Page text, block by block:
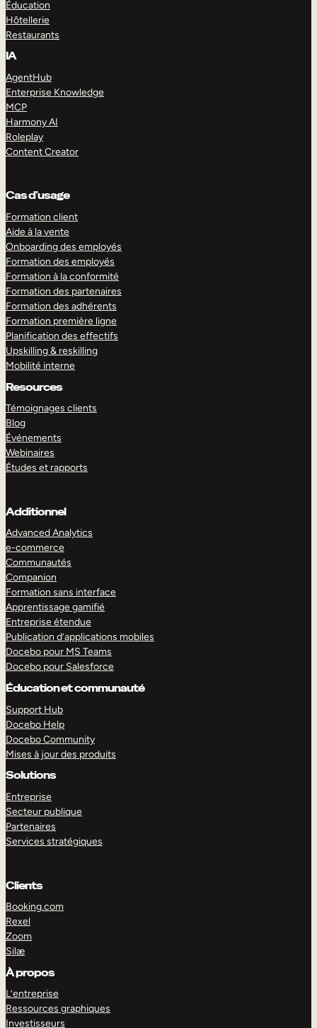
Éducation
Hôtellerie
Restaurants
IA
AgentHub
Enterprise Knowledge
MCP
Harmony AI
Roleplay
Content Creator
Cas d’usage
Formation client
Aide à la vente
Onboarding des employés
Formation des employés
Formation à la conformité
Formation des partenaires
Formation des adhérents
Formation première ligne
Planification des effectifs
Upskilling & reskilling
Mobilité interne
Resources
Témoignages clients
Blog
Événements
Webinaires
Études et rapports
Additionnel
Advanced Analytics
e-commerce
Communautés
Companion
Formation sans interface
Apprentissage gamifié
Entreprise étendue
Publication d’applications mobiles
Docebo pour MS Teams
Docebo pour Salesforce
Éducation et communauté
Support Hub
Docebo Help
Docebo Community
Mises à jour des produits
Solutions
Entreprise
Secteur publique
Partenaires
Services stratégiques
Clients
Booking.com
Rexel
Zoom
Silæ
À propos
L’entreprise
Ressources graphiques
Investisseurs